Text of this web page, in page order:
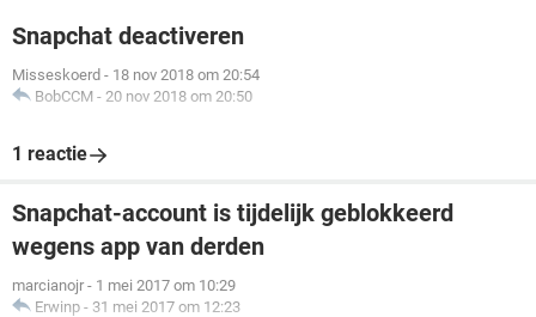
Snapchat deactiveren
Misseskoerd - 18 nov 2018 om 20:54
BobCCM - 20 nov 2018 om 20:50
1 reactie
Snapchat-account is tijdelijk geblokkeerd
wegens app van derden
marcianojr - 1 mei 2017 om 10:29
Erwinp - 31 mei 2017 om 12:23